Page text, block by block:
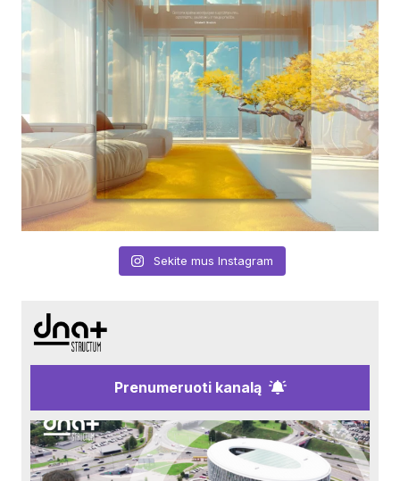
Sekite mus Instagram
Prenumeruoti kanalą